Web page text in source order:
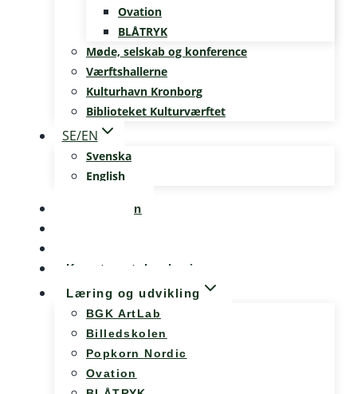
Ovation
BLÅTRYK
Møde, selskab og konference
Værftshallerne
Kulturhavn Kronborg
Biblioteket Kulturværftet
SE/EN
Svenska
English
Kalenderen
Kunst og teknologi
Læring og udvikling
BGK ArtLab
Billedskolen
Popkorn Nordic
Ovation